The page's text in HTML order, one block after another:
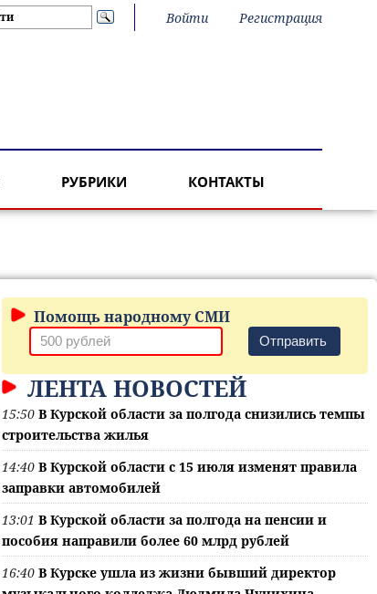
Войти Регистрация
РУБРИКИ КОНТАКТЫ
Помощь народному СМИ
Отправить
ЛЕНТА НОВОСТЕЙ
15:50 В Курской области за полгода снизились темпы
строительства жилья
14:40 В Курской области с 15 июля изменят правила
заправки автомобилей
13:01 В Курской области за полгода на пенсии и
пособия направили более 60 млрд рублей
16:40 В Курске ушла из жизни бывший директор